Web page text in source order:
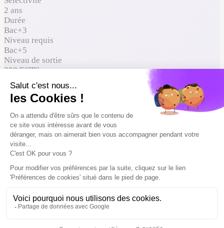
2 ans
Durée
Bac+3
Niveau requis
Bac+5
Niveau de sortie
300 ECTS
À qui ça s'adresse
Comment entrer
Reconnaissance du diplôme
Formations proches à comparer
À qui ça s'adresse
Licence ou Bachelor dans la discipline (Bac+3
minimum)